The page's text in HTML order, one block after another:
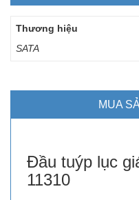
Thương hiệu
SATA
MUA
Đầu tuýp lục
11310